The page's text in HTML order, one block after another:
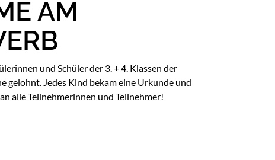
AM
und Schüler der 3. + 4. Klassen der
gelohnt. Jedes Kind bekam eine Urkunde und
alle Teilnehmerinnen und Teilnehmer!